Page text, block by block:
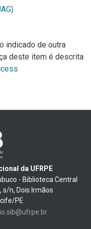
indicado de outra
deste item é descrita
da UFRPE
- Biblioteca Central
s/n, Dois Irmãos
PE